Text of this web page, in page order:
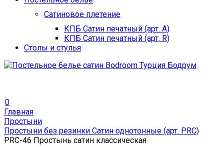
Сатиновое плетение
КПБ Сатин печатный (арт. A)
КПБ Сатин печатный (арт. R)
Столы и стулья
0
Главная
Простыни
Простыни без резинки Сатин однотонные (арт. PRC)
PRC-46 Простынь сатин классическая